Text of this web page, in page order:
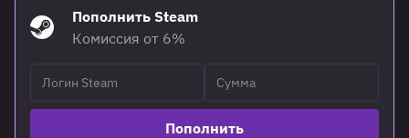
Пополнить Steam
Комиссия от 6%
Пополнить